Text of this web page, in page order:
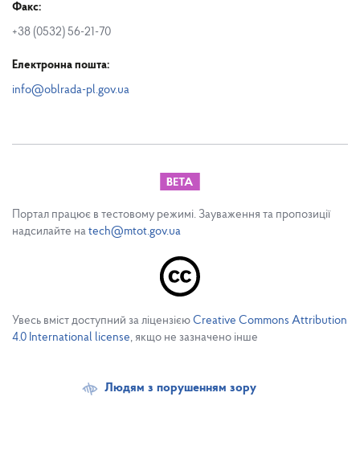
Факс:
+38 (0532) 56-21-70
Електронна пошта:
info@oblrada-pl.gov.ua
Портал працює в тестовому режимі. Зауваження та пропозиції
надсилайте на tech@mtot.gov.ua
Увесь вміст доступний за ліцензією Creative Commons Attribution
4.0 International license, якщо не зазначено інше
Людям з порушенням зору